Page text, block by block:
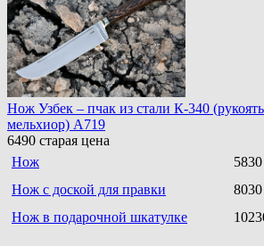
Нож Узбек – пчак из стали К-340
мельхиор) A719
6490 старая цена
Нож
Нож с доской для правки
Нож в подарочной шкатулке